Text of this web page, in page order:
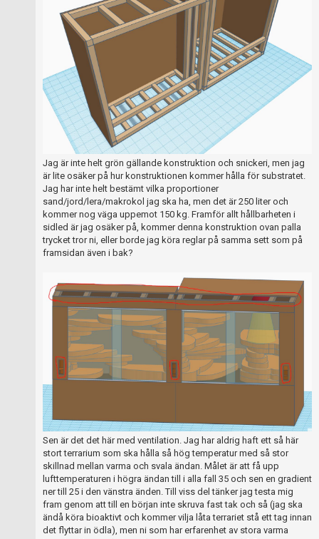
Jag är inte helt grön gällande konstruktion och snickeri, men jag
är lite osäker på hur konstruktionen kommer hålla för substratet.
Jag har inte helt bestämt vilka proportioner
sand/jord/lera/makrokol jag ska ha, men det är 250 liter och
kommer nog väga uppemot 150 kg. Framför allt hållbarheten i
sidled är jag osäker på, kommer denna konstruktion ovan palla
trycket tror ni, eller borde jag köra reglar på samma sett som på
framsidan även i bak?
Sen är det det här med ventilation. Jag har aldrig haft ett så här
stort terrarium som ska hålla så hög temperatur med så stor
skillnad mellan varma och svala ändan. Målet är att få upp
lufttemperaturen i högra ändan till i alla fall 35 och sen en gradient
ner till 25 i den vänstra änden. Till viss del tänker jag testa mig
fram genom att till en början inte skruva fast tak och så (jag ska
ändå köra bioaktivt och kommer vilja låta terrariet stå ett tag innan
det flyttar in ödla), men ni som har erfarenhet av stora varma